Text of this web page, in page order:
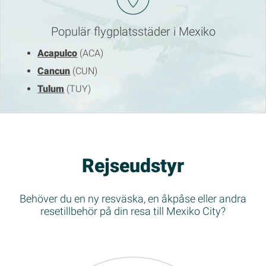
Populär flygplatsstäder i Mexiko
Acapulco (ACA)
Cancun (CUN)
Tulum (TUY)
Rejseudstyr
Behöver du en ny resväska, en åkpåse eller andra
resetillbehör på din resa till Mexiko City?